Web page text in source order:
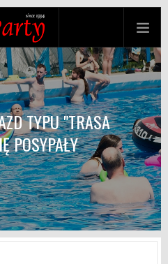
TYPU "TRASA
POSYPAŁY